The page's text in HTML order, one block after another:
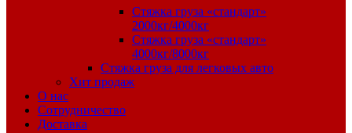
Стяжка груза «стандарт»
2000кг/4000кг
Стяжка груза «стандарт»
4000кг/8000кг
Стяжка груза для легковых авто
Хит продаж
О нас
Сотрудничество
Доставка